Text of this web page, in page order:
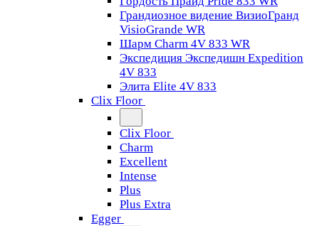
Грандиозное видение ВизиоГранд
VisioGrande WR
Шарм Charm 4V 833 WR
Экспедиция Экспедишн Expedition
4V 833
Элита Elite 4V 833
Clix Floor
Clix Floor
Charm
Excellent
Intense
Plus
Plus Extra
Egger